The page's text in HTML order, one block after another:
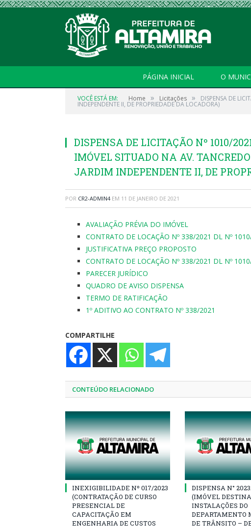
PÁGINA INICIAL O
VOCÊ ESTÁ EM: Home » Licitações » DISPENSA DE
INDEPENDENTE II, DE PROPRIEDADE DA LOCADORA)
DISPENSA DE LICITAÇÃO Nº 1010/
IMÓVEL SITUADO NA AV.
JARDIM INDEPENDENTE II, DE
POR CR2-ADMIN4 EM 11 DE JANEIRO DE 2021
AVALIAÇÃO PRÉVIA DO IMÓVEL
CONTRATO DE LOCAÇÃO Nº 338/2021 DL Nº
JUSTIFICATIVA PREÇO PROPOSTO
CONTRATO DE LOCAÇÃO Nº 338/2021 DL Nº
PARECER JURÍDICO
QUADRO DE AVISO DISPENSA
TERMO DE RATIFICAÇÃO
1º ADITIVO AO CONTRATO Nº 338/2021
COMPARTILHE
CONTEÚDO RELACIONADO
INEXIGIBILIDADE Nº 017/2023
(CONTRATAÇÃO DE CURSO
PRESENCIAL DE
CAPACITAÇÃO EM
ENGENHARIA DE CUSTOS
DISPENSA N°
(IMÓVEL
INSTALAÇÕES DO
DEPARTAMENTO
DE TRÂNSITO –